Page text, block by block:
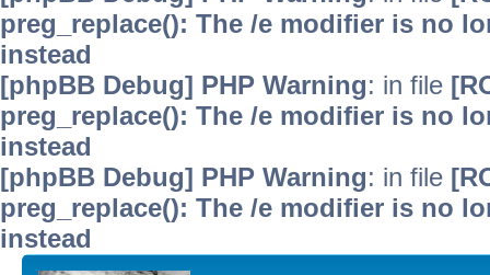
preg_replace(): The /e modifier is no
instead
[phpBB Debug] PHP Warning: in file
preg_replace(): The /e modifier is no
instead
[phpBB Debug] PHP Warning: in file
preg_replace(): The /e modifier is no
instead